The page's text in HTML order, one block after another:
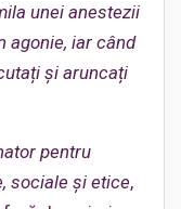
unei anestezii
agonie, iar când
și aruncați
pentru
sociale și etice,